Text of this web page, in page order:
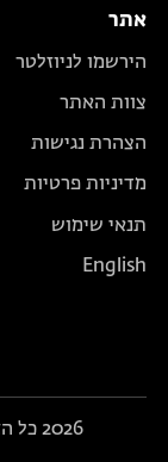
אתר
הירשמו לניוזלטר
צוות האתר
הצהרת נגישות
מדיניות פרטיות
תנאי שימוש
English
2026 כל הזכויות שמורות, החברה להגנת הטבע